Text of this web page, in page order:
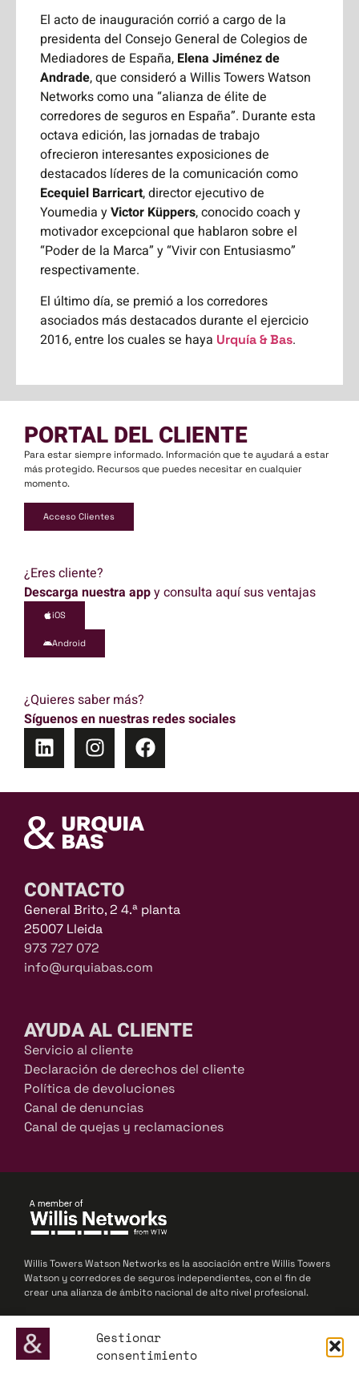
Gestionar
consentimiento
El acto de inauguración corrió a cargo de la
presidenta del Consejo General de Colegios de
Mediadores de España, Elena Jiménez de
Andrade, que consideró a Willis Towers Watson
Networks como una “alianza de élite de
corredores de seguros en España”. Durante esta
octava edición, las jornadas de trabajo
ofrecieron interesantes exposiciones de
destacados líderes de la comunicación como
Ecequiel Barricart, director ejecutivo de
Youmedia yVictor Küppers, conocido coach y
motivador excepcional que hablaron sobre el
“Poder de la Marca” y “Vivir con Entusiasmo”
respectivamente.
El último día, se premió a los corredores
asociados más destacados durante el ejercicio
2016, entre los cuales se haya Urquía & Bas.
PORTAL DEL CLIENTE
Para estar siempre informado. Información que te ayudará a estar
más protegido. Recursos que puedes necesitar en cualquier
momento.
Acceso Clientes
¿Eres cliente?
Descarga nuestra appy consulta aquí sus ventajas
iOS
Android
¿Quieres saber más?
Síguenos en nuestras redes sociales
CONTACTO
General Brito, 2 4.ª planta
25007 Lleida
973 727 072
info@urquiabas.com
AYUDA AL CLIENTE
Servicio al cliente
Declaración de derechos del cliente
Política de devoluciones
Canal de denuncias
Canal de quejas y reclamaciones
Willis Towers Watson Networks es la asociación entre Willis Towers
Watson y corredores de seguros independientes, con el fin de
crear una alianza de ámbito nacional de alto nivel profesional.
© 2025 Willis Towers Watson Networks / Willis Towers Watson